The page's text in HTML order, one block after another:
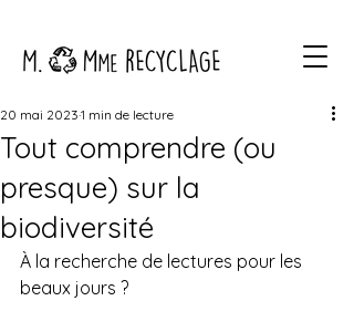
Tout comprendre (ou
presque) sur la
biodiversité
20 mai 2023 1 min de lecture
À la recherche de lectures pour les
beaux jours ?